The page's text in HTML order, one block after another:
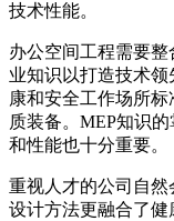
技术性能。
办公空间工程需要
业知识以打造技术
康和安全工作场所标
质装备。 MEP知识的
和性能也十分重要。
重视人才的公司自
设计方法更融合了